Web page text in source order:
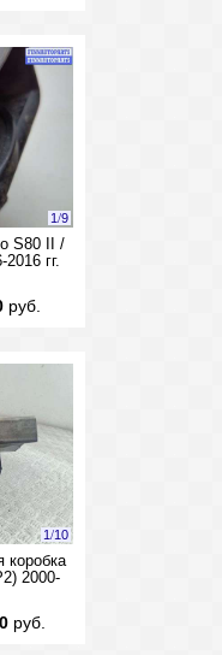
1/9
S80 II /
гг.
руб.
1/10
2000-
руб.